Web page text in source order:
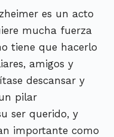
es un acto
mucha fuerza
tiene que hacerlo
amigos y
descansar y
pilar
ser querido, y
importante como